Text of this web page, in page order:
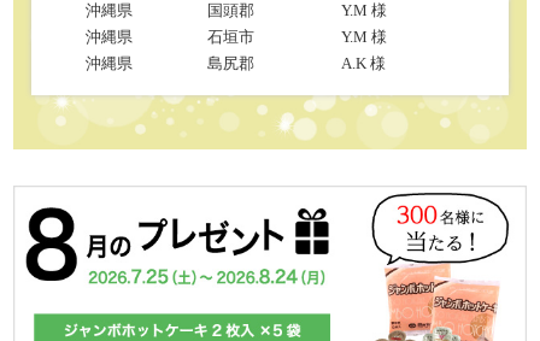
沖縄県
国頭郡
Y.M 様
沖縄県
石垣市
Y.M 様
沖縄県
島尻郡 A.K 様